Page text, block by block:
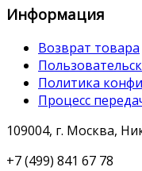
Информация
Возврат товара
Политика
Процесс
109004, г. Москва,
+7 (499) 841 67 78